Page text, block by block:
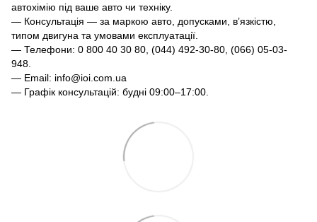
автохімію під ваше авто чи техніку.
— Консультація — за маркою авто, допусками, в’язкістю,
типом двигуна та умовами експлуатації.
— Телефони: 0 800 40 30 80, (044) 492-30-80, (066) 05-03-
948.
— Email: info@ioi.com.ua
— Графік консультацій: будні 09:00–17:00.